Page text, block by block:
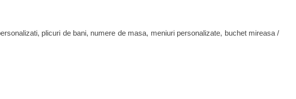
plicuri de bani, numere de masa, meniuri personalizate, buchet mireasa /